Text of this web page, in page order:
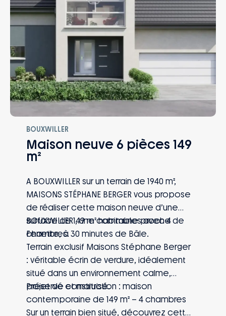
BOUXWILLER
Maison neuve 6 pièces 149
m²
A BOUXWILLER sur un terrain de 1940 m²,
MAISONS STÉPHANE BERGER vous propose
de réaliser cette maison neuve d’une
surface de 149 m² habitables avec 4
chambres.
BOUXWILLER , une commune proche de
Ferrette, à 30 minutes de Bâle.
Terrain exclusif Maisons Stéphane Berger
: véritable écrin de verdure, idéalement
situé dans un environnement calme,
préservé et maitrisé.
Projet de construction : maison
contemporaine de 149 m² – 4 chambres
Sur un terrain bien situé, découvrez cette